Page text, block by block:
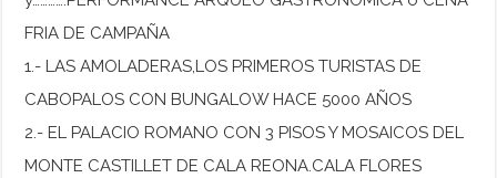
FRIA DE CAMPAÑA
1.- LAS AMOLADERAS,LOS PRIMEROS TURISTAS DE
CABOPALOS CON BUNGALOW HACE 5000 AÑOS
2.- EL PALACIO ROMANO CON 3 PISOS Y MOSAICOS DEL
MONTE CASTILLET DE CALA REONA.CALA FLORES